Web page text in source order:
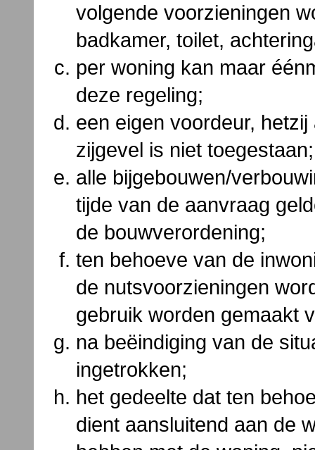
volgende voorzieningen
badkamer, toilet,
per woning kan maar
deze regeling;
een eigen voordeur,
zijgevel is niet toegestaan;
alle bijgebouwen/
tijde van de aanvraag
de bouwverordening;
ten behoeve van de
de nutsvoorzieningen
gebruik worden gemaakt
na beëindiging van de
ingetrokken;
het gedeelte dat ten
dient aansluitend aan de